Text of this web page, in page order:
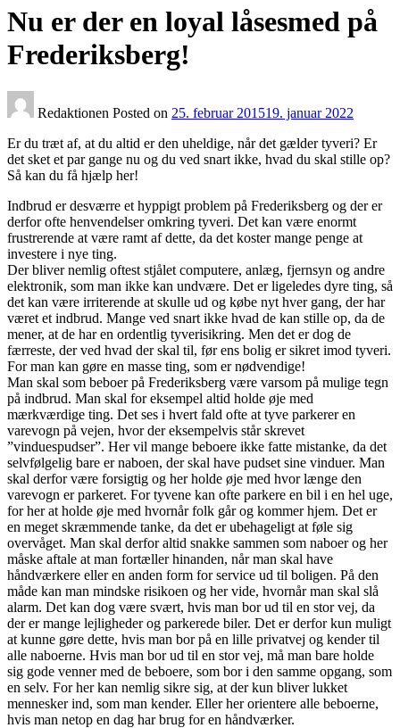
Nu er der en loyal låsesmed på
Frederiksberg!
Redaktionen Posted on 25. februar 201519. januar 2022
Er du træt af, at du altid er den uheldige, når det gælder tyveri? Er
det sket et par gange nu og du ved snart ikke, hvad du skal stille op?
Så kan du få hjælp her!
Indbrud er desværre et hyppigt problem på Frederiksberg og der er
derfor ofte henvendelser omkring tyveri. Det kan være enormt
frustrerende at være ramt af dette, da det koster mange penge at
investere i nye ting.
Der bliver nemlig oftest stjålet computere, anlæg, fjernsyn og andre
elektronik, som man ikke kan undvære. Det er ligeledes dyre ting, så
det kan være irriterende at skulle ud og købe nyt hver gang, der har
været et indbrud. Mange ved snart ikke hvad de kan stille op, da de
mener, at de har en ordentlig tyverisikring. Men det er dog de
færreste, der ved hvad der skal til, før ens bolig er sikret imod tyveri.
For man kan gøre en masse ting, som er nødvendige!
Man skal som beboer på Frederiksberg være varsom på mulige tegn
på indbrud. Man skal for eksempel altid holde øje med
mærkværdige ting. Det ses i hvert fald ofte at tyve parkerer en
varevogn på vejen, hvor der eksempelvis står skrevet
”vinduespudser”. Her vil mange beboere ikke fatte mistanke, da det
selvfølgelig bare er naboen, der skal have pudset sine vinduer. Man
skal derfor være forsigtig og her holde øje med hvor længe den
varevogn er parkeret. For tyvene kan ofte parkere en bil i en hel uge,
for her at holde øje med hvornår folk går og kommer hjem. Det er
en meget skræmmende tanke, da det er ubehageligt at føle sig
overvåget. Man skal derfor altid snakke sammen som naboer og her
måske aftale at man fortæller hinanden, når man skal have
håndværkere eller en anden form for service ud til boligen. På den
måde kan man mindske risikoen og her vide, hvornår man skal slå
alarm. Det kan dog være svært, hvis man bor ud til en stor vej, da
der er mange lejligheder og parkerede biler. Det er derfor kun muligt
at kunne gøre dette, hvis man bor på en lille privatvej og kender til
alle naboerne. Hvis man bor ud til en stor vej, må man bare holde
sig gode venner med de beboere, som bor i den samme opgang, som
en selv. For her kan nemlig sikre sig, at der kun bliver lukket
mennesker ind, som man kender. Eller her orientere alle beboerne,
hvis man netop en dag har brug for en håndværker.